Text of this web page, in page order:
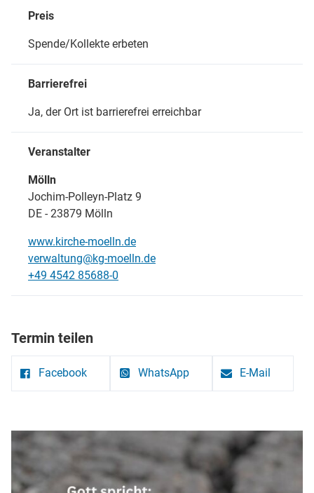
Preis
Spende/Kollekte erbeten
Barrierefrei
Ja, der Ort ist barrierefrei erreichbar
Veranstalter
Mölln
Jochim-Polleyn-Platz 9
DE - 23879 Mölln
www.kirche-moelln.de
verwaltung@kg-moelln.de
+49 4542 85688-0
Termin teilen
Facebook WhatsApp E-Mail